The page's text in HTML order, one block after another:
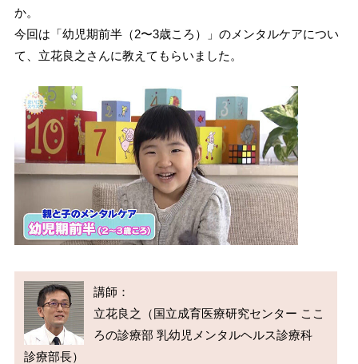
か。
今回は「幼児期前半（2〜3歳ころ）」のメンタルケアについ
て、立花良之さんに教えてもらいました。
講師：
立花良之（国立成育医療研究センター ここ
ろの診療部 乳幼児メンタルヘルス診療科
診療部長）